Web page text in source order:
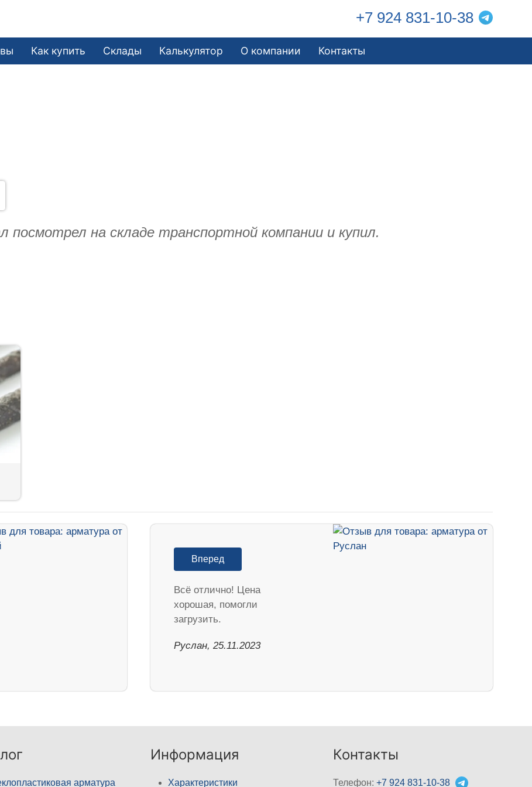
+7 924 831-10-38
Как купить Склады Калькулятор О компании Контакты
посмотрел на складе транспортной компании и купил.
Вперед
Всё отлично! Цена
хорошая, помогли
загрузить.
Руслан, 25.11.2023
арматура
Информация
Характеристики
Контакты
Телефон:+7 924 831-10-38